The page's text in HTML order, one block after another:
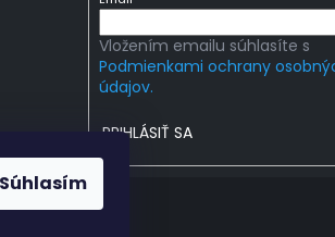
Súhlasím
Vložením emailu súhlasíte s
Podmienkami ochrany
údajov.
PRIHLÁSIŤ SA